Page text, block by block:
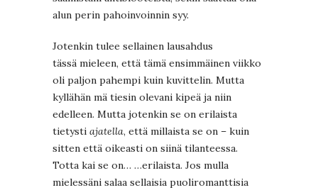
alun perin pahoinvoinnin syy.
Jotenkin tulee sellainen lausahdus
tässä mieleen, että tämä ensimmäinen viikko
oli paljon pahempi kuin kuvittelin. Mutta
kyllähän mä tiesin olevani kipeä ja niin
edelleen. Mutta jotenkin se on erilaista
tietysti ajatella, että millaista se on – kuin
sitten että oikeasti on siinä tilanteessa.
Totta kai se on… …erilaista. Jos mulla
mielessäni salaa sellaisia puoliromanttisia